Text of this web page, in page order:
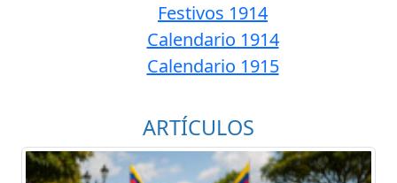
Festivos 1914
Calendario 1914
Calendario 1915
ARTÍCULOS